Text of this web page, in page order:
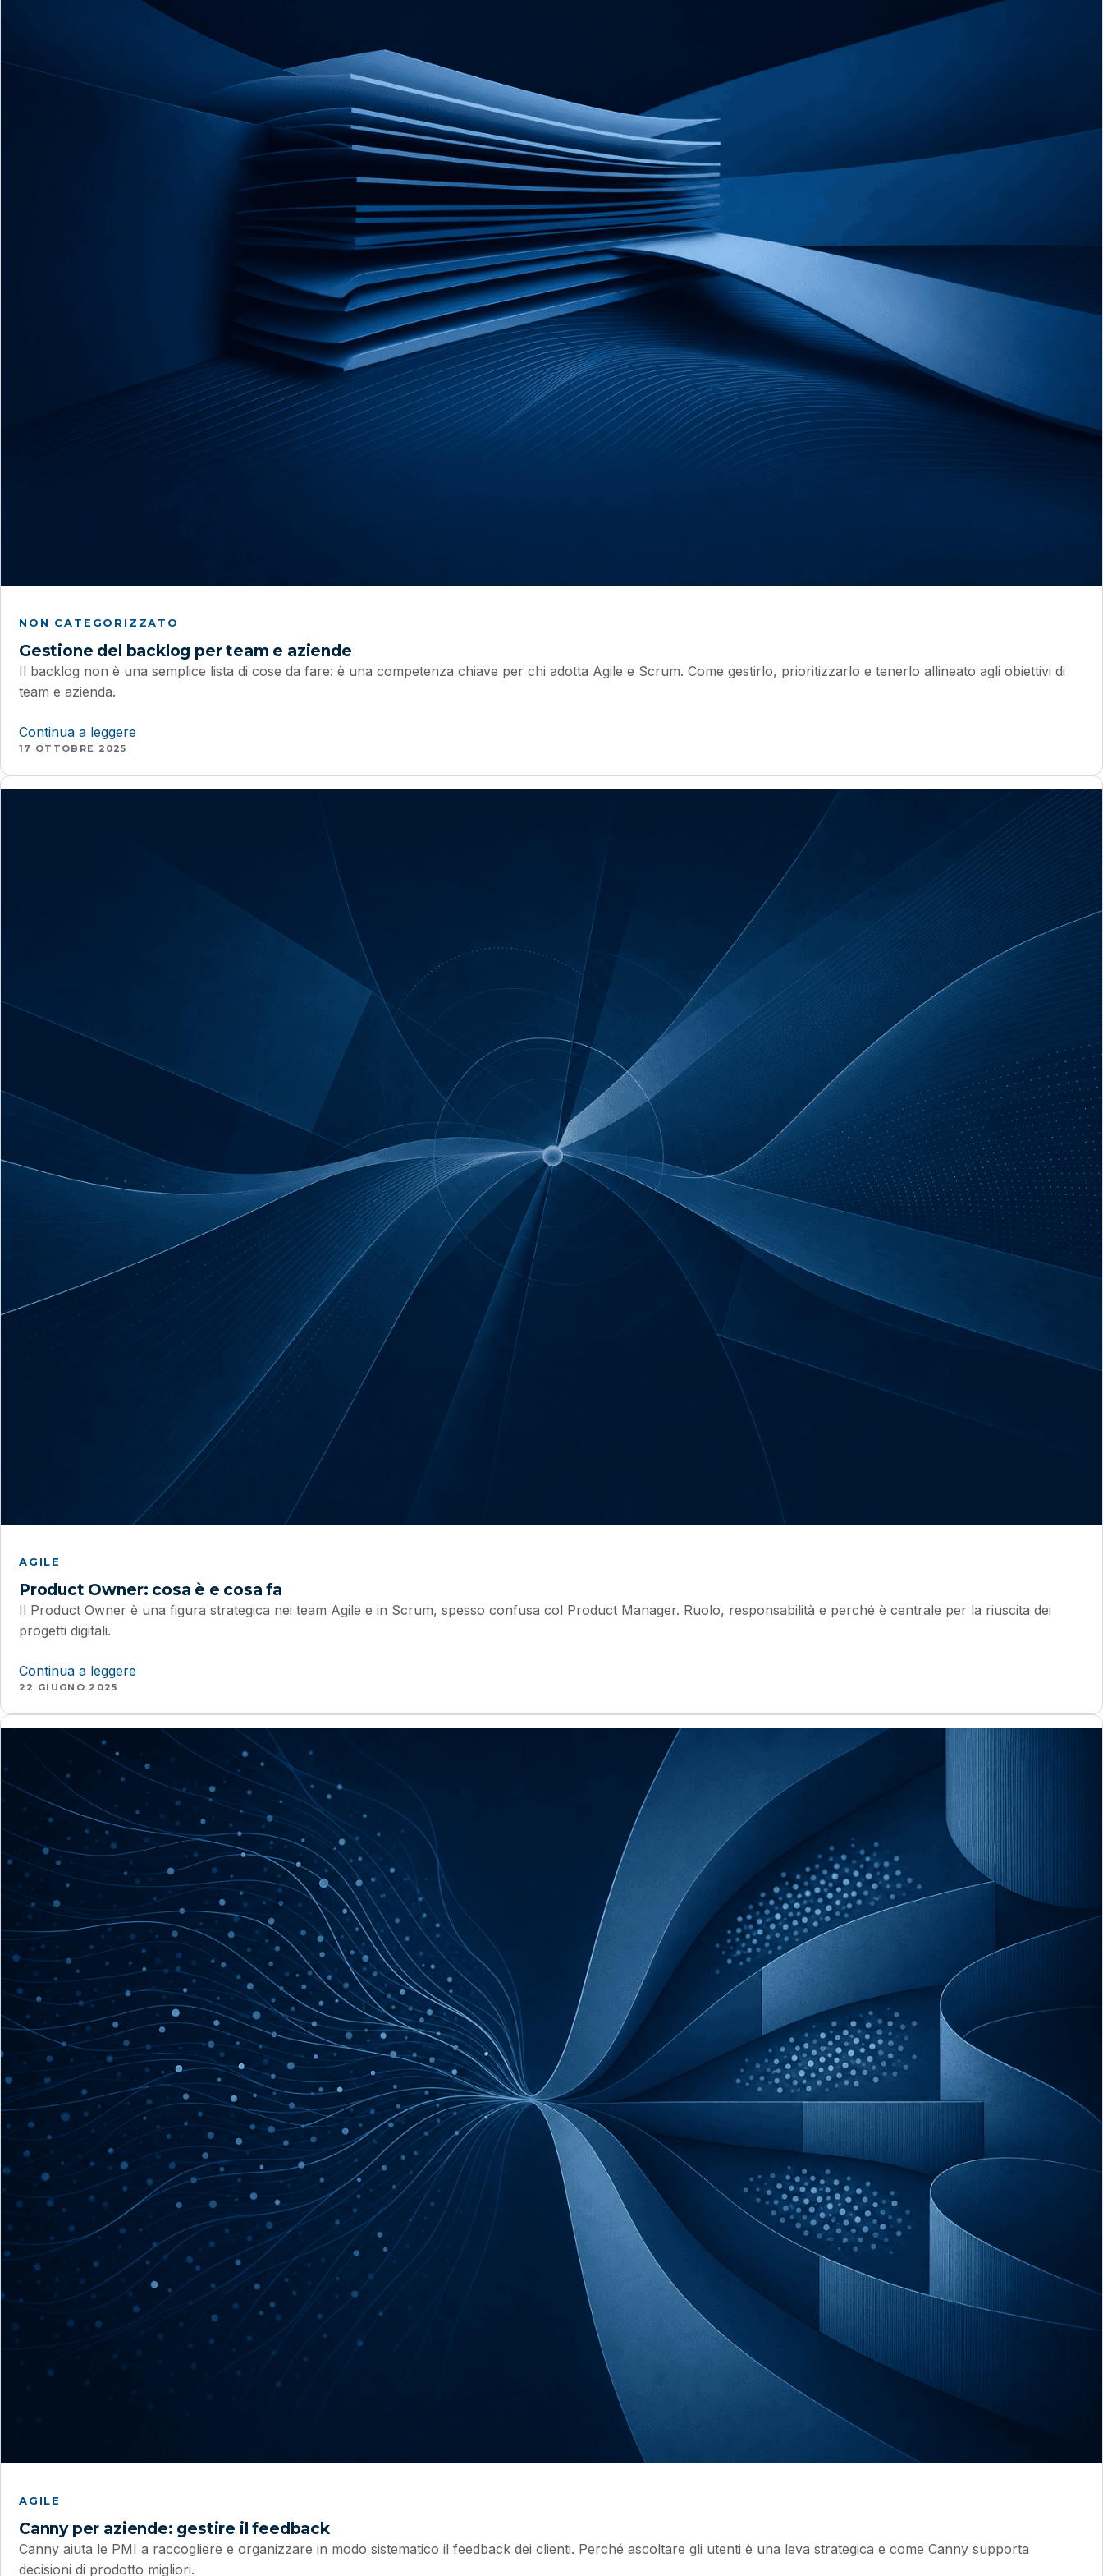
NON CATEGORIZZATO
Gestione del backlog per team e aziende
Il backlog non è una semplice lista di cose da fare: è una competenza chiave per chi adotta Agile e Scrum. Come gestirlo, prioritizzarlo e tenerlo allineato agli obiettivi di
team e azienda.
Continua a leggere
17 OTTOBRE 2025
AGILE
Product Owner: cosa è e cosa fa
Il Product Owner è una figura strategica nei team Agile e in Scrum, spesso confusa col Product Manager. Ruolo, responsabilità e perché è centrale per la riuscita dei
progetti digitali.
Continua a leggere
22 GIUGNO 2025
AGILE
Canny per aziende: gestire il feedback
Canny aiuta le PMI a raccogliere e organizzare in modo sistematico il feedback dei clienti. Perché ascoltare gli utenti è una leva strategica e come Canny supporta
decisioni di prodotto migliori.